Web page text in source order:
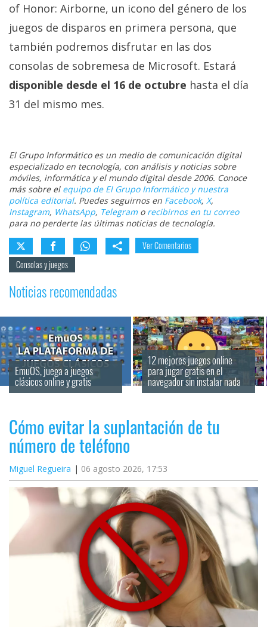
of Honor: Airborne, un icono del género de los
juegos de disparos en primera persona, que
también podremos disfrutar en las dos
consolas de sobremesa de Microsoft. Estará
disponible desde el 16 de octubre hasta el día
31 del mismo mes.
El Grupo Informático es un medio de comunicación digital
especializado en tecnología, con análisis y noticias sobre
móviles, informática y el mundo digital desde 2006. Conoce
más sobre el equipo de El Grupo Informático y nuestra
política editorial. Puedes seguirnos en Facebook, X,
Instagram, WhatsApp, Telegramo recibirnos en tu correo
para no perderte las últimas noticias de tecnología.
Ver Comentarios
Consolas y juegos
Noticias recomendadas
EmuOS, juega a juegos
clásicos online y gratis
12 mejores juegos online
para jugar gratis en el
navegador sin instalar nada
Cómo evitar la suplantación de tu
número de teléfono
Miguel Regueira 06 agosto 2026, 17:53